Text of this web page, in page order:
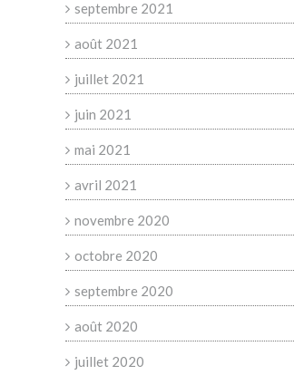
septembre 2021
août 2021
juillet 2021
juin 2021
mai 2021
avril 2021
novembre 2020
octobre 2020
septembre 2020
août 2020
juillet 2020